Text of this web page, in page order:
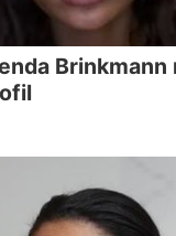
Brinkmann